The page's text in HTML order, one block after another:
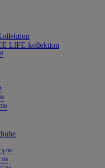
LIFE-kollektion